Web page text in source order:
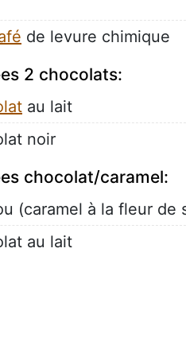
de levure chimique
2 chocolats:
au lait
noir
chocolat/caramel:
(caramel à la fleur de
au lait